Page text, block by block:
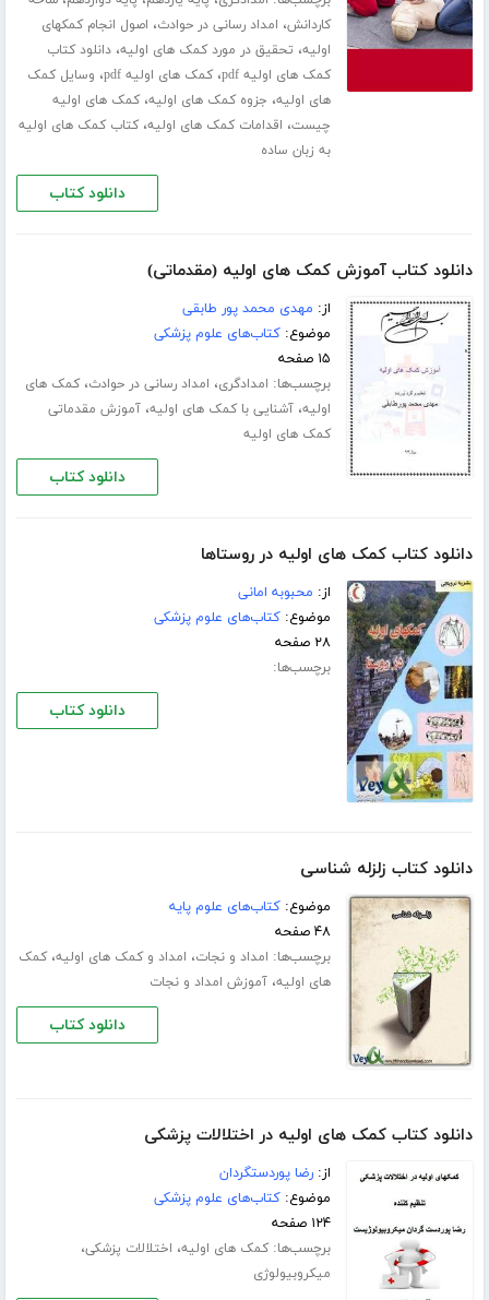
کاردانش، امداد رسانی در حوادث، اصول انجام کمکهای
اولیه، تحقیق در مورد کمک های اولیه،دانلود کتاب
کمک های اولیه pdf
،کمک های اولیه pdf ، وسایل کمک
های اولیه، جزوه کمک های اولیه،کمک های اولیه
چیست، اقدامات کمک های اولیه،کتاب کمک های اولیه
به زبان ساده
دانلود کتاب
دانلود کتاب آموزش کمک های اولیه (مقدماتی)
از: مهدی محمد پور طابقی
موضوع:کتاب‌های علوم پزشکی
۱۵ صفحه
برچسب‌ها: امدادگری، امداد رسانی در حوادث،کمک های
اولیه،آشنایی با کمک های اولیه،آموزش مقدماتی
کمک های اولیه
دانلود کتاب
دانلود کتاب کمک های اولیه در روستاها
از: محبوبه امانی
موضوع:کتاب‌های علوم پزشکی
۲۸ صفحه
برچسب‌ها:
دانلود کتاب
دانلود کتاب زلزله شناسی
موضوع:کتاب‌های علوم پایه
۴۸ صفحه
برچسب‌ها: امداد و نجات، امداد و کمک های اولیه،کمک
های اولیه،آموزش امداد و نجات
دانلود کتاب
دانلود کتاب کمک های اولیه در اختلالات پزشکی
از:رضا پوردستگردان
موضوع:کتاب‌های علوم پزشکی
۱۲۴ صفحه
برچسب‌ها:کمک های اولیه، اختلالات پزشکی،
میکروبیولوژی